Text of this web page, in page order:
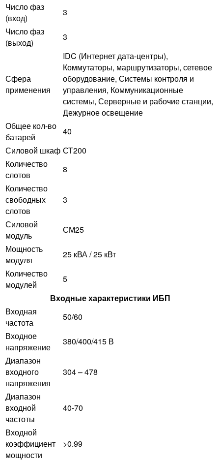
Число фаз
(вход)
3
Число фаз
(выход)
3
Сфера
применения
IDC (Интернет дата-центры),
Коммутаторы, маршрутизаторы, сетевое
оборудование, Системы контроля и
управления, Коммуникационные
системы, Серверные и рабочие станции,
Дежурное освещение
Общее кол-во
батарей
40
Силовой шкаф СТ200
Количество
слотов
8
Количество
свободных
слотов
3
Силовой
модуль
СМ25
Мощность
модуля
25 кВА / 25 кВт
Количество
модулей
5
Входные характеристики ИБП
Входная
частота
50/60
Входное
напряжение
380/400/415 В
Диапазон
входного
напряжения
304 – 478
Диапазон
входной
частоты
40-70
Входной
коэффициент
мощности
>0.99